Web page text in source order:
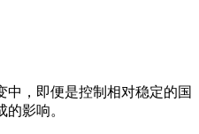
中，即便是控制相对稳定的国
影响。